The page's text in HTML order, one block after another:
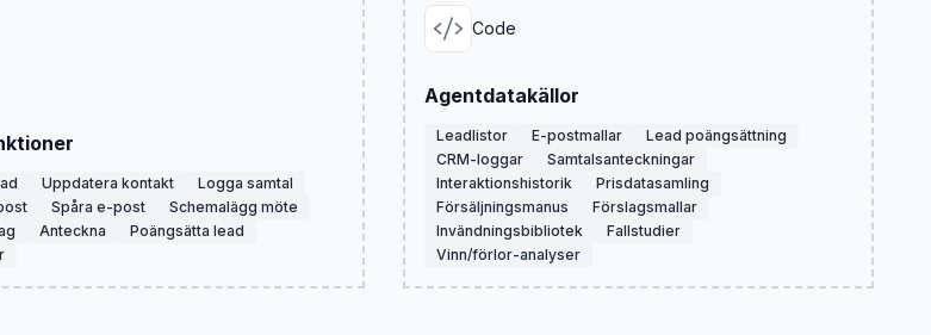
Uppdatera kontakt
Logga samtal
Spåra e-post
Schemalägg möte
Anteckna
Poängsätta lead
Code
Agentdatakällor
Leadlistor E-postmallar
Lead poängsättning
CRM-loggar
Samtalsanteckningar
Interaktionshistorik
Prisdatasamling
Försäljningsmanus
Förslagsmallar
Invändningsbibliotek
Fallstudier
Vinn/förlor-analyser